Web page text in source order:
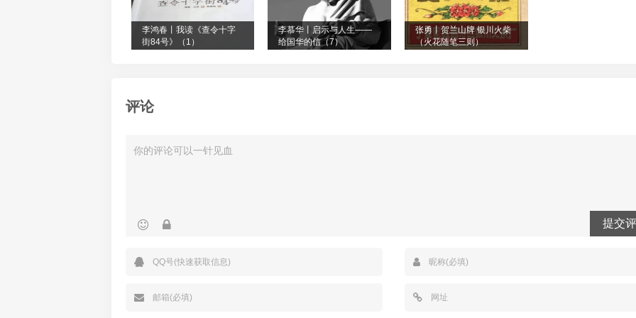
李鸿春丨我读《查令十字
街84号》（1）
李慕华丨启示与人生——
给国华的信（7）
张勇丨贺兰山牌 银川火柴
（火花随笔三则）
评论
提交